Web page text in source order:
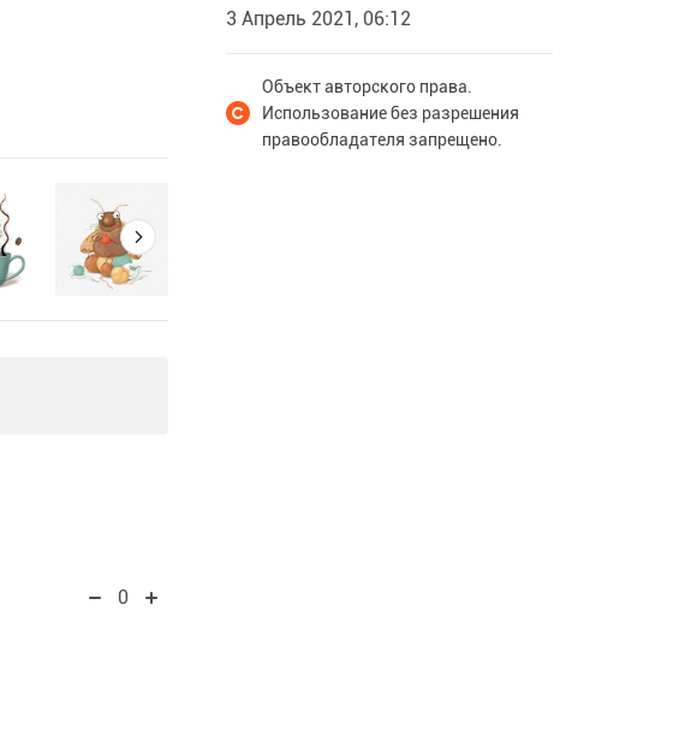
0
3 Апрель 2021, 06:12
Объект авторского права.
Использование без разрешения
правообладателя запрещено.